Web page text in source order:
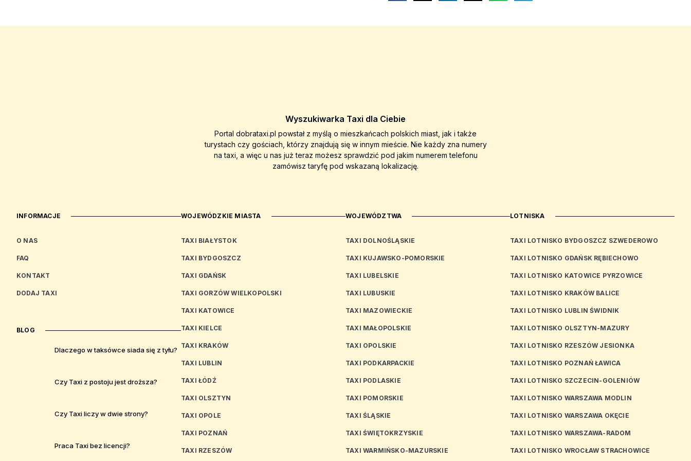
Wyszukiwarka Taxi dla Ciebie
Portal dobrataxi.pl powstał z myślą o mieszkańcach polskich miast, jak i także
turystach czy gościach, którzy znajdują się w innym mieście. Nie każdy zna numery
na taxi, a więc u nas już teraz możesz sprawdzić pod jakim numerem telefonu
zamówisz taryfę pod wskazaną lokalizację.
INFORMACJE
O NAS
FAQ
KONTAKT
DODAJ TAXI
BLOG
Dlaczego w taksówce siada się z tyłu?
Czy Taxi z postoju jest droższa?
Czy Taxi liczy w dwie strony?
Praca Taxi bez licencji?
WOJEWÓDZKIE MIASTA
TAXI BIAŁYSTOK
TAXI BYDGOSZCZ
TAXI GDAŃSK
TAXI GORZÓW WIELKOPOLSKI
TAXI KATOWICE
TAXI KIELCE
TAXI KRAKÓW
TAXI LUBLIN
TAXI ŁÓDŹ
TAXI OLSZTYN
TAXI OPOLE
TAXI POZNAŃ
TAXI RZESZÓW
WOJEWÓDZTWA
TAXI DOLNOŚLĄSKIE
TAXI KUJAWSKO-POMORSKIE
TAXI LUBELSKIE
TAXI LUBUSKIE
TAXI MAZOWIECKIE
TAXI MAŁOPOLSKIE
TAXI OPOLSKIE
TAXI PODKARPACKIE
TAXI PODLASKIE
TAXI POMORSKIE
TAXI ŚLĄSKIE
TAXI ŚWIĘTOKRZYSKIE
TAXI WARMIŃSKO-MAZURSKIE
LOTNISKA
TAXI LOTNISKO BYDGOSZCZ SZWEDEROWO
TAXI LOTNISKO GDAŃSK RĘBIECHOWO
TAXI LOTNISKO KATOWICE PYRZOWICE
TAXI LOTNISKO KRAKÓW BALICE
TAXI LOTNISKO LUBLIN ŚWIDNIK
TAXI LOTNISKO OLSZTYN-MAZURY
TAXI LOTNISKO RZESZÓW JESIONKA
TAXI LOTNISKO POZNAŃ ŁAWICA
TAXI LOTNISKO SZCZECIN-GOLENIÓW
TAXI LOTNISKO WARSZAWA MODLIN
TAXI LOTNISKO WARSZAWA OKĘCIE
TAXI LOTNISKO WARSZAWA-RADOM
TAXI LOTNISKO WROCŁAW STRACHOWICE